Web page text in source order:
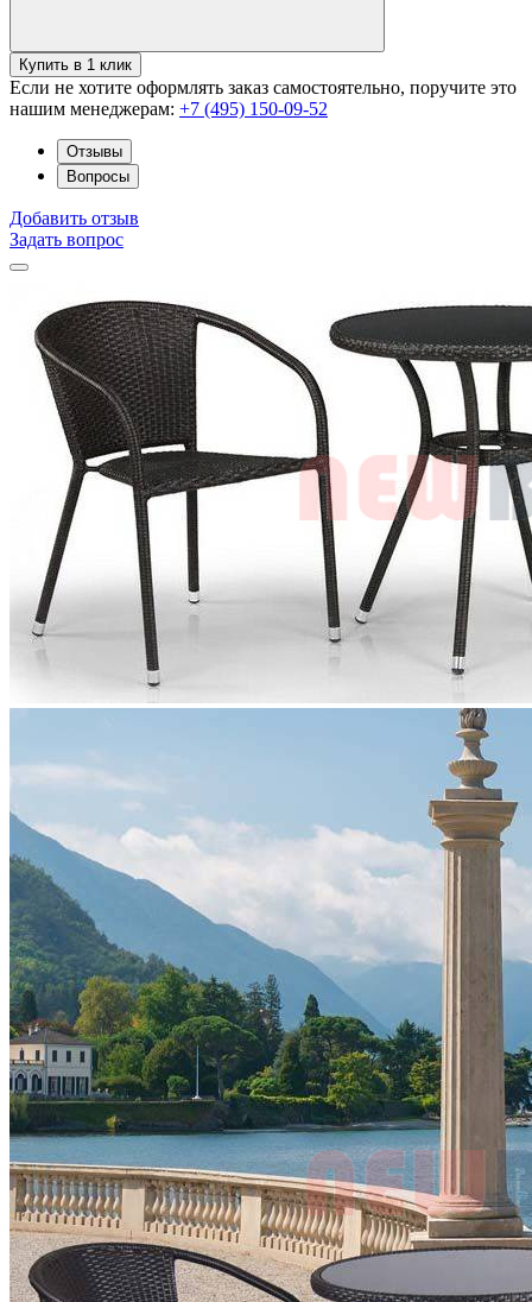
Купить в 1 клик
Если не хотите оформлять заказ самостоятельно, поручите это
нашим менеджерам: +7 (495) 150-09-52
Отзывы
Вопросы
Добавить отзыв
Задать вопрос